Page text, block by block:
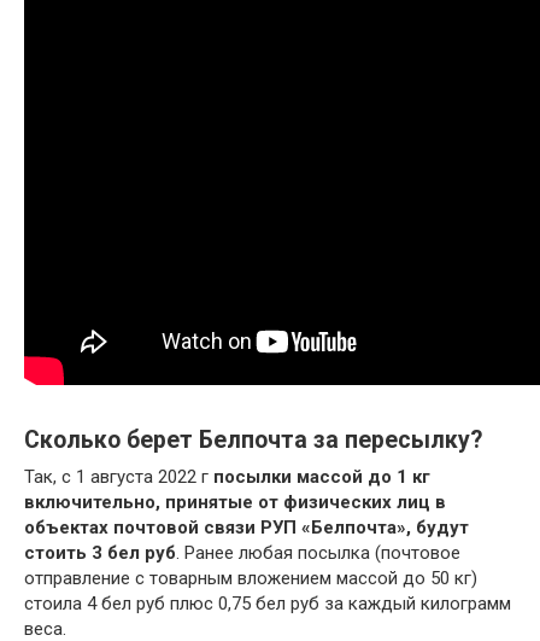
Сколько берет Белпочта за пересылку?
Так, с 1 августа 2022 г посылки массой до 1 кг
включительно, принятые от физических лиц в
объектах почтовой связи РУП «Белпочта», будут
стоить 3 бел руб . Ранее любая посылка (почтовое
отправление с товарным вложением массой до 50 кг)
стоила 4 бел руб плюс 0,75 бел руб за каждый килограмм
веса.